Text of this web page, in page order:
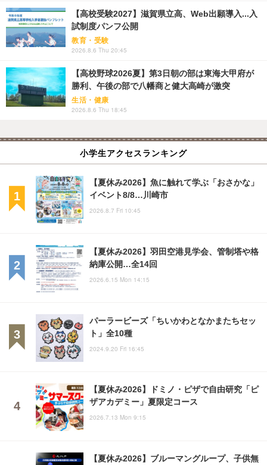
【高校受験2027】滋賀県立高、Web出願導入...入
試制度パンフ公開
教育・受験
2026.8.6 Thu 20:45
【高校野球2026夏】第3日朝の部は東海大甲府が
勝利、午後の部で八幡商と健大高崎が激突
生活・健康
2026.8.6 Thu 18:45
小学生アクセスランキング
【夏休み2026】魚に触れて学ぶ「おさかな」
イベント8/8…川崎市
2026.8.7 Fri 10:45
【夏休み2026】羽田空港見学会、管制塔や格
納庫公開…全14回
2026.6.15 Mon 14:15
パーラービーズ「ちいかわとなかまたちセッ
ト」全10種
2024.9.20 Fri 16:45
【夏休み2026】ドミノ・ピザで自由研究「ピ
ザアカデミー」夏限定コース
2026.7.13 Mon 9:15
【夏休み2026】ブルーマングループ、子供無